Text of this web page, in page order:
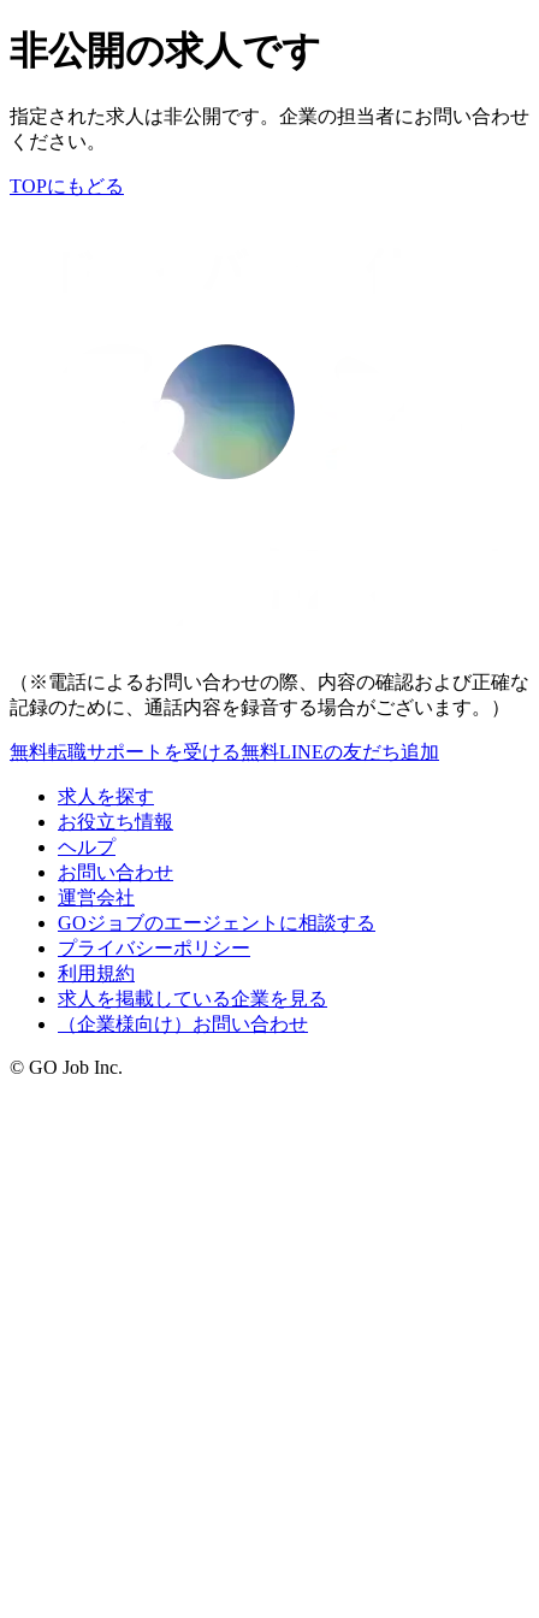
非公開の求人です
指定された求人は非公開です。企業の担当者にお問い合わせ
ください。
TOPにもどる
（※電話によるお問い合わせの際、内容の確認および正確な
記録のために、通話内容を録音する場合がございます。）
無料転職サポートを受ける無料LINEの友だち追加
求人を探す
お役立ち情報
ヘルプ
お問い合わせ
運営会社
GOジョブのエージェントに相談する
プライバシーポリシー
利用規約
求人を掲載している企業を見る
（企業様向け）お問い合わせ
© GO Job Inc.